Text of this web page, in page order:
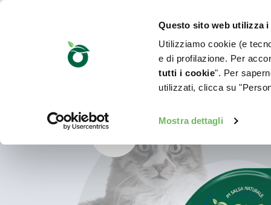
Questo sito web utilizza i
Utilizziamo cookie (e
e di profilazione. Per
tutti i cookie". Per
utilizzati, clicca su
Mostra dettagli